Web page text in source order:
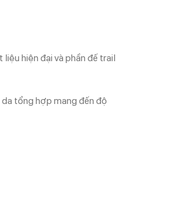
hiện đại và phần đế trail
tổng hợp mang đến độ